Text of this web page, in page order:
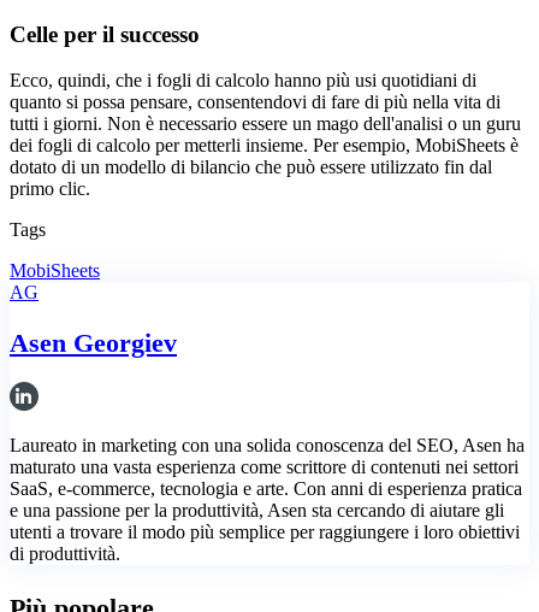
Celle per il successo
Ecco, quindi, che i fogli di calcolo hanno più usi quotidiani di
quanto si possa pensare, consentendovi di fare di più nella vita di
tutti i giorni. Non è necessario essere un mago dell'analisi o un guru
dei fogli di calcolo per metterli insieme. Per esempio, MobiSheets è
dotato di un modello di bilancio che può essere utilizzato fin dal
primo clic.
Tags
MobiSheets
AG
Asen Georgiev
Laureato in marketing con una solida conoscenza del SEO, Asen ha
maturato una vasta esperienza come scrittore di contenuti nei settori
SaaS, e-commerce, tecnologia e arte. Con anni di esperienza pratica
e una passione per la produttività, Asen sta cercando di aiutare gli
utenti a trovare il modo più semplice per raggiungere i loro obiettivi
di produttività.